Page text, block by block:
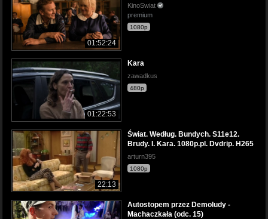
01:52:24
KinoSwiat
premium
1080p
01:22:53
Kara
zawadkus
480p
22:13
Świat. Według. Bundych. S11e12.
Brudy. I. Kara. 1080p.pl. Dvdrip. H265
arturn395
1080p
Autostopem przez Demoludy -
Machaczkała (odc. 15)